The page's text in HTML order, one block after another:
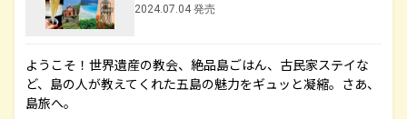
2024.07.04 発売
ようこそ！世界遺産の教会、絶品島ごはん、古民家ステイな
ど、島の人が教えてくれた五島の魅力をギュッと凝縮。さあ、
島旅へ。